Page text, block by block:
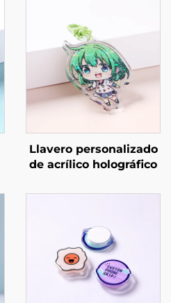
Llavero personalizado
de acrílico holográfico